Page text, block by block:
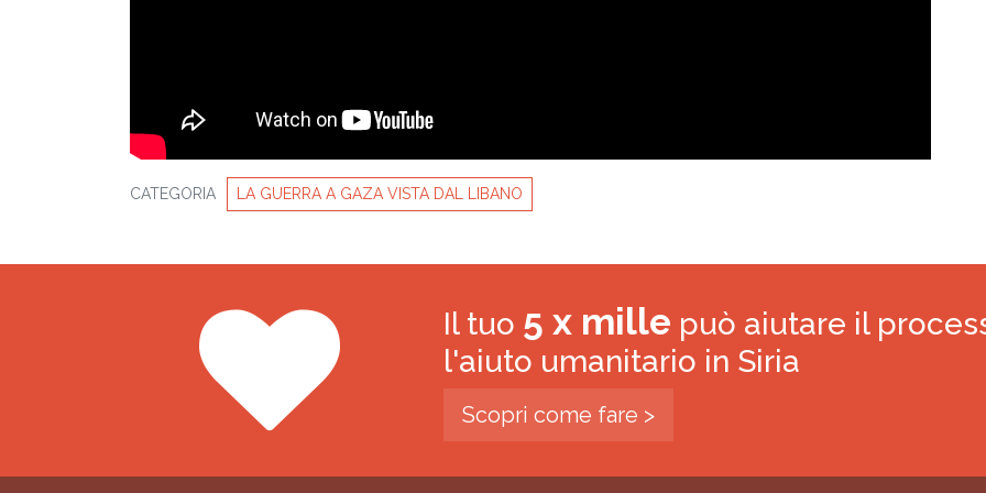
CATEGORIA LA GUERRA A GAZA VISTA DAL LIBANO
Il tuo 5 x mille può aiutare il
l'aiuto umanitario in Siria
Scopri come fare >